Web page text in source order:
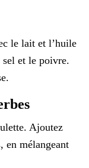
le lait et l’huile
et le poivre.
Ajoutez
en mélangeant